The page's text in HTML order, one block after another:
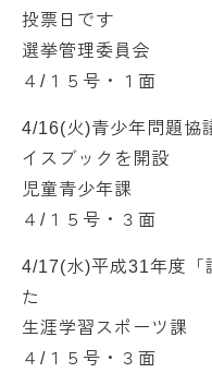
投票日です
選挙管理委員会
４/１５号・１面
4/16(火)青少年問題協
イスブックを開設
児童青少年課
４/１５号・３面
4/17(水)平成31年度「
た
生涯学習スポーツ課
４/１５号・３面